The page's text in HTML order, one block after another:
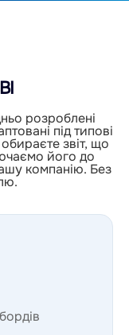
розроблені
під типові
звіт, що
його до
компанію. Без